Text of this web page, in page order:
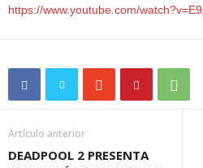
https://www.youtube.com/
Artículo anterior
DEADPOOL 2 PRESENTA